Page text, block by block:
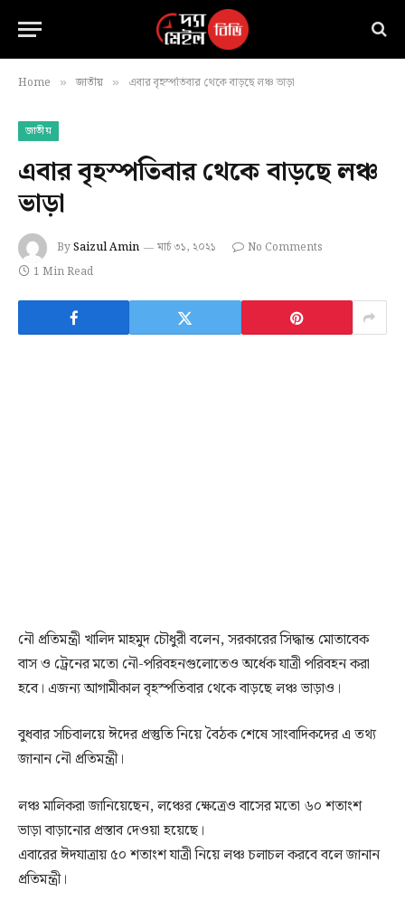
Home » জাতীয় » এবার বৃহস্পতিবার থেকে বাড়ছে লঞ্চ ভাড়া
জাতীয়
এবার বৃহস্পতিবার থেকে বাড়ছে লঞ্চ
ভাড়া
BySaizul Amin মার্চ ৩১, ২০২১
No Comments
1 Min Read
নৌ প্রতিমন্ত্রী খালিদ মাহমুদ চৌধুরী বলেন, সরকারের সিদ্ধান্ত মোতাবেক
বাস ও ট্রেনের মতো নৌ-পরিবহনগুলোতেও অর্ধেক যাত্রী পরিবহন করা
হবে। এজন্য আগামীকাল বৃহস্পতিবার থেকে বাড়ছে লঞ্চ ভাড়াও।
বুধবার সচিবালয়ে ঈদের প্রস্তুতি নিয়ে বৈঠক শেষে সাংবাদিকদের এ তথ্য
জানান নৌ প্রতিমন্ত্রী।
লঞ্চ মালিকরা জানিয়েছেন, লঞ্চের ক্ষেত্রেও বাসের মতো ৬০ শতাংশ
ভাড়া বাড়ানোর প্রস্তাব দেওয়া হয়েছে।
এবারের ঈদযাত্রায় ৫০ শতাংশ যাত্রী নিয়ে লঞ্চ চলাচল করবে বলে জানান
প্রতিমন্ত্রী।